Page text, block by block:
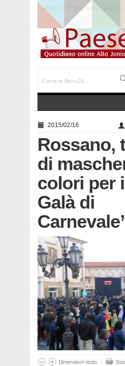
Saracena. Presentato
Pandolfi che racconta
2015/02/16
Rossano,
di
colori per
Galà di
Dimensioni testo